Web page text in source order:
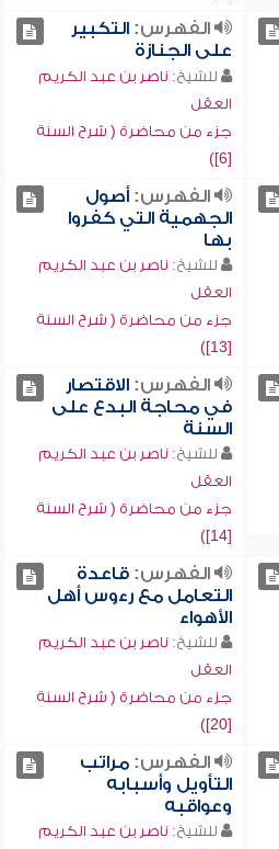
الفهرس:التكبير
على الجنازة
للشيخ: ناصر بن عبد الكريم
العقل
جزء من محاضرة ( شرح السنة
[6])
الفهرس:أصول
الجهمية التي كفروا
بها
للشيخ: ناصر بن عبد الكريم
العقل
جزء من محاضرة ( شرح السنة
[13])
الفهرس:الاقتصار
في محاجة البدع على
السنة
للشيخ: ناصر بن عبد الكريم
العقل
جزء من محاضرة ( شرح السنة
[14])
الفهرس:قاعدة
التعامل مع رءوس أهل
الأهواء
للشيخ: ناصر بن عبد الكريم
العقل
جزء من محاضرة ( شرح السنة
[20])
الفهرس:مراتب
التأويل وأسبابه
وعواقبه
للشيخ: ناصر بن عبد الكريم